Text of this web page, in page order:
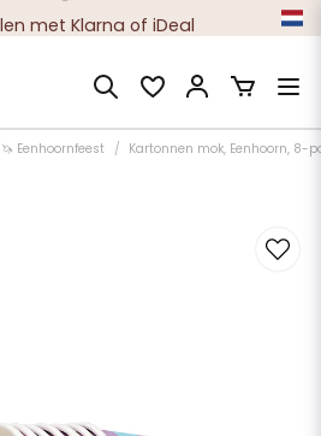
met Klarna of iDeal
tevreden klanten
🦄 Eenhoornfeest Kartonnen mok, Eenhoorn, 8-